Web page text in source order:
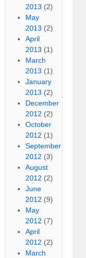
2013 (2)
May
2013 (2)
April
2013 (1)
March
2013 (1)
January
2013 (2)
December
2012 (2)
October
2012 (1)
September
2012 (3)
August
2012 (2)
June
2012 (9)
May
2012 (7)
April
2012 (2)
March